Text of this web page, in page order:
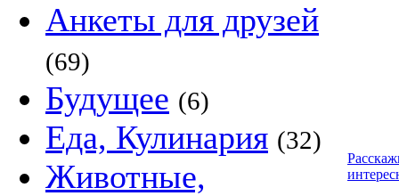
Анкеты для друзей
(69)
Будущее (6)
Еда, Кулинария (32)
Животные,